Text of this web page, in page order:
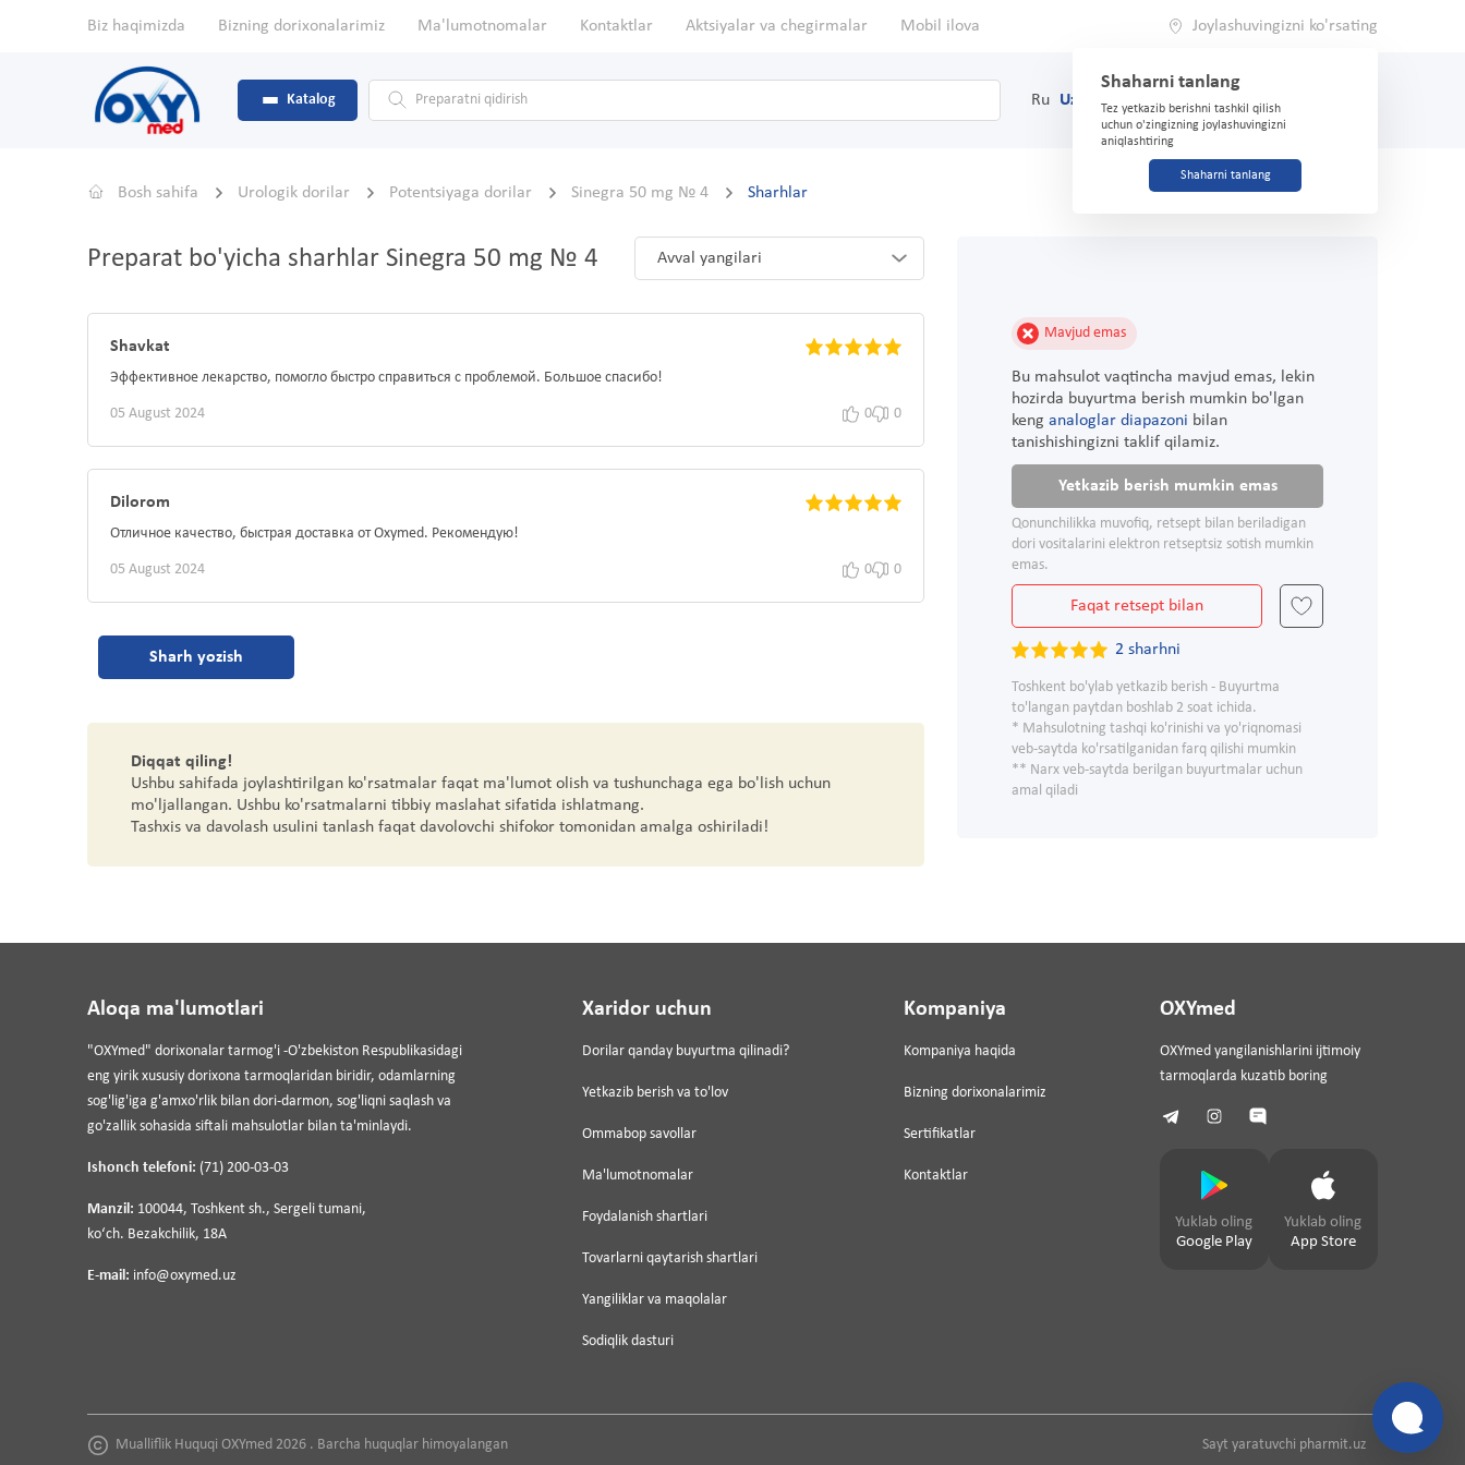
Biz haqimizda Bizning dorixonalarimiz Ma'lumotnomalar Kontaktlar Aktsiyalar va chegirmalar Mobil ilova Joylashuvingizni ko'rsating
Shaharni tanlang
Tez yetkazib berishni tashkil qilish
uchun o'zingizning joylashuvingizni
aniqlashtiring
Shaharni tanlang
Katalog Ru Uz (71) 200-03-03
Bosh sahifa Urologik dorilar Potentsiyaga dorilar Sinegra 50 mg № 4 Sharhlar
Preparat bo'yicha sharhlar Sinegra 50 mg № 4 Avval yangilari
Shavkat
Эффективное лекарство, помогло быстро справиться с проблемой. Большое спасибо!
05 August 2024 0 0
Dilorom
Отличное качество, быстрая доставка от Oxymed. Рекомендую!
05 August 2024 0 0
Sharh yozish
Diqqat qiling!
Ushbu sahifada joylashtirilgan ko'rsatmalar faqat ma'lumot olish va tushunchaga ega bo'lish uchun
mo'ljallangan. Ushbu ko'rsatmalarni tibbiy maslahat sifatida ishlatmang.
Tashxis va davolash usulini tanlash faqat davolovchi shifokor tomonidan amalga oshiriladi!
Mavjud emas
Bu mahsulot vaqtincha mavjud emas, lekin
hozirda buyurtma berish mumkin bo'lgan
keng analoglar diapazoni bilan
tanishishingizni taklif qilamiz.
Yetkazib berish mumkin emas
Qonunchilikka muvofiq, retsept bilan beriladigan
dori vositalarini elektron retseptsiz sotish mumkin
emas.
Faqat retsept bilan
2 sharhni
Toshkent bo'ylab yetkazib berish - Buyurtma
to'langan paytdan boshlab 2 soat ichida.
* Mahsulotning tashqi ko'rinishi va yo'riqnomasi
veb-saytda ko'rsatilganidan farq qilishi mumkin
** Narx veb-saytda berilgan buyurtmalar uchun
amal qiladi
Aloqa ma'lumotlari
"OXYmed" dorixonalar tarmog'i -O'zbekiston Respublikasidagi
eng yirik xususiy dorixona tarmoqlaridan biridir, odamlarning
sog'lig'iga g'amxo'rlik bilan dori-darmon, sog'liqni saqlash va
go'zallik sohasida siftali mahsulotlar bilan ta'minlaydi.
Ishonch telefoni: (71) 200-03-03
Manzil: 100044, Toshkent sh., Sergeli tumani,
koʻch. Bezakchilik, 18A
E-mail: info@oxymed.uz
Xaridor uchun
Dorilar qanday buyurtma qilinadi?
Yetkazib berish va to'lov
Ommabop savollar
Ma'lumotnomalar
Foydalanish shartlari
Tovarlarni qaytarish shartlari
Yangiliklar va maqolalar
Sodiqlik dasturi
Kompaniya
Kompaniya haqida
Bizning dorixonalarimiz
Sertifikatlar
Kontaktlar
OXYmed
OXYmed yangilanishlarini ijtimoiy
tarmoqlarda kuzatib boring
Yuklab oling
Google Play
Yuklab oling
App Store
Mualliflik Huquqi OXYmed 2026 . Barcha huquqlar himoyalangan Sayt yaratuvchi pharmit.uz